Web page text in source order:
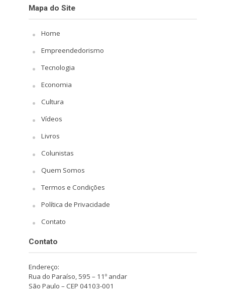
Mapa do Site
Home
Empreendedorismo
Tecnologia
Economia
Cultura
Vídeos
Livros
Colunistas
Quem Somos
Termos e Condições
Política de Privacidade
Contato
Contato
Endereço:
Rua do Paraíso, 595 – 11º andar
São Paulo – CEP 04103-001